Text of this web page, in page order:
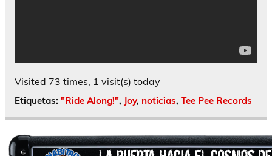
Visited 73 times, 1 visit(s) today
Etiquetas: "Ride Along!", Joy, noticias, Tee Pee Records